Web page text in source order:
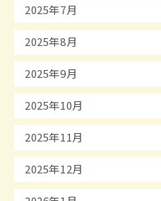
2025年7月
2025年8月
2025年9月
2025年10月
2025年11月
2025年12月